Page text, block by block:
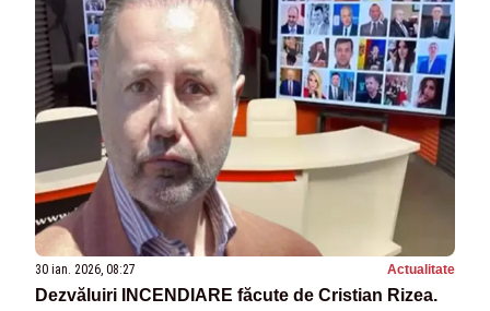
30 ian. 2026, 08:27 Actualitate
Dezvăluiri INCENDIARE făcute de Cristian Rizea.